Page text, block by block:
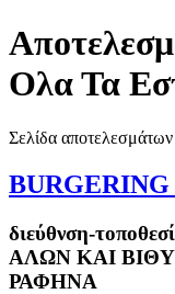
Ολα Τα
Σελίδα αποτελεσμάτων
BURGERING
διεύθνση-
ΑΛΩΝ ΚΑΙ
ΡΑΦΗΝΑ